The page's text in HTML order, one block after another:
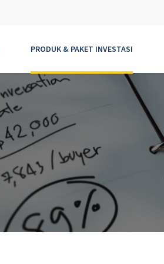
PRODUK & PAKET INVESTASI